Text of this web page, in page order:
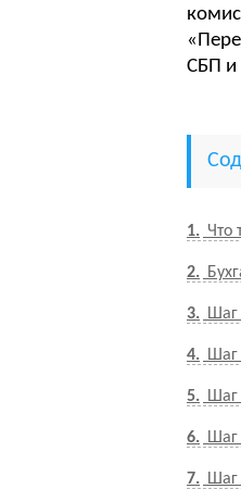
СБП
1 Что
2
3 Шаг
4 Шаг
5 Шаг
6 Шаг
7 Шаг